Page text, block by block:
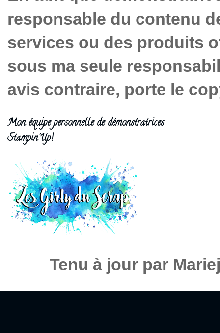
responsable du contenu
services ou des produits
sous ma seule
avis contraire, porte le
Mon équipe personnelle de démonstratrices
Stampin'Up!
Tenu à jour par